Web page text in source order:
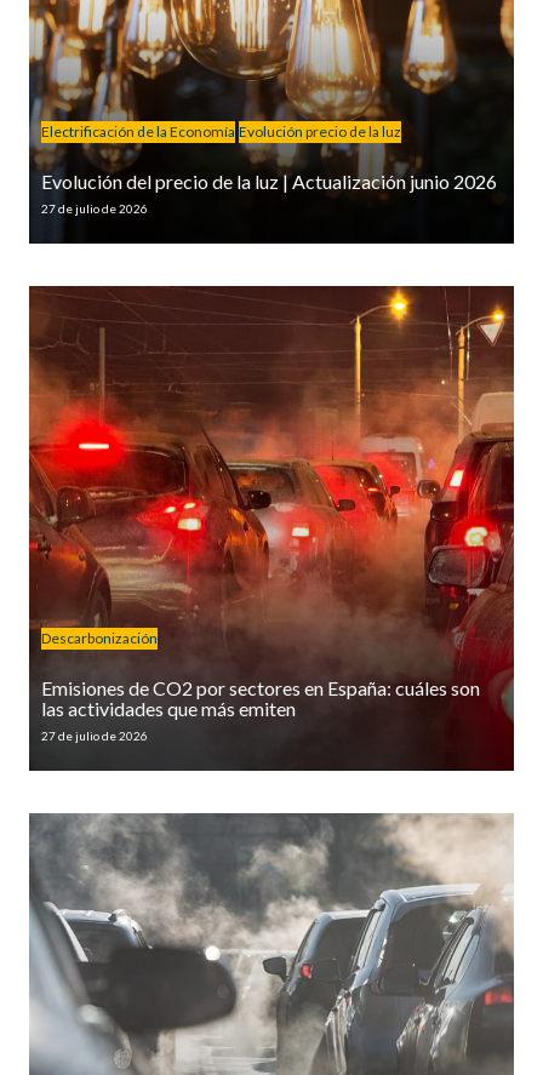
Electrificación de la Economía Evolución precio de la luz
Evolución del precio de la luz | Actualización junio 2026
27 de julio de 2026
Descarbonización
Emisiones de CO2 por sectores en España: cuáles son
las actividades que más emiten
27 de julio de 2026